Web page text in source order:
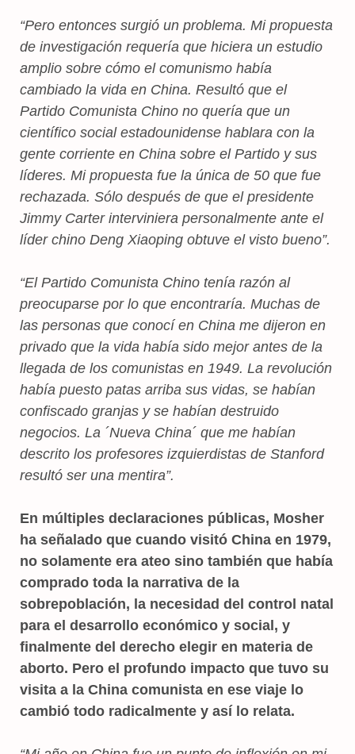
“Pero entonces surgió un problema. Mi propuesta
de investigación requería que hiciera un estudio
amplio sobre cómo el comunismo había
cambiado la vida en China. Resultó que el
Partido Comunista Chino no quería que un
científico social estadounidense hablara con la
gente corriente en China sobre el Partido y sus
líderes. Mi propuesta fue la única de 50 que fue
rechazada. Sólo después de que el presidente
Jimmy Carter interviniera personalmente ante el
líder chino Deng Xiaoping obtuve el visto bueno”.
“El Partido Comunista Chino tenía razón al
preocuparse por lo que encontraría. Muchas de
las personas que conocí en China me dijeron en
privado que la vida había sido mejor antes de la
llegada de los comunistas en 1949. La revolución
había puesto patas arriba sus vidas, se habían
confiscado granjas y se habían destruido
negocios. La ´Nueva China´ que me habían
descrito los profesores izquierdistas de Stanford
resultó ser una mentira”.
En múltiples declaraciones públicas, Mosher
ha señalado que cuando visitó China en 1979,
no solamente era ateo sino también que había
comprado toda la narrativa de la
sobrepoblación, la necesidad del control natal
para el desarrollo económico y social, y
finalmente del derecho elegir en materia de
aborto. Pero el profundo impacto que tuvo su
visita a la China comunista en ese viaje lo
cambió todo radicalmente y así lo relata.